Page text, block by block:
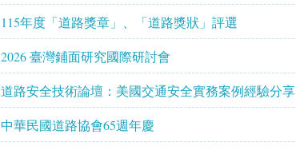
115年度「道路獎章」、「道路獎狀」評選
2026 臺灣鋪面研究國際研討會
道路安全技術論壇：美國交通安全實務案例經驗分享
中華民國道路協會65週年慶